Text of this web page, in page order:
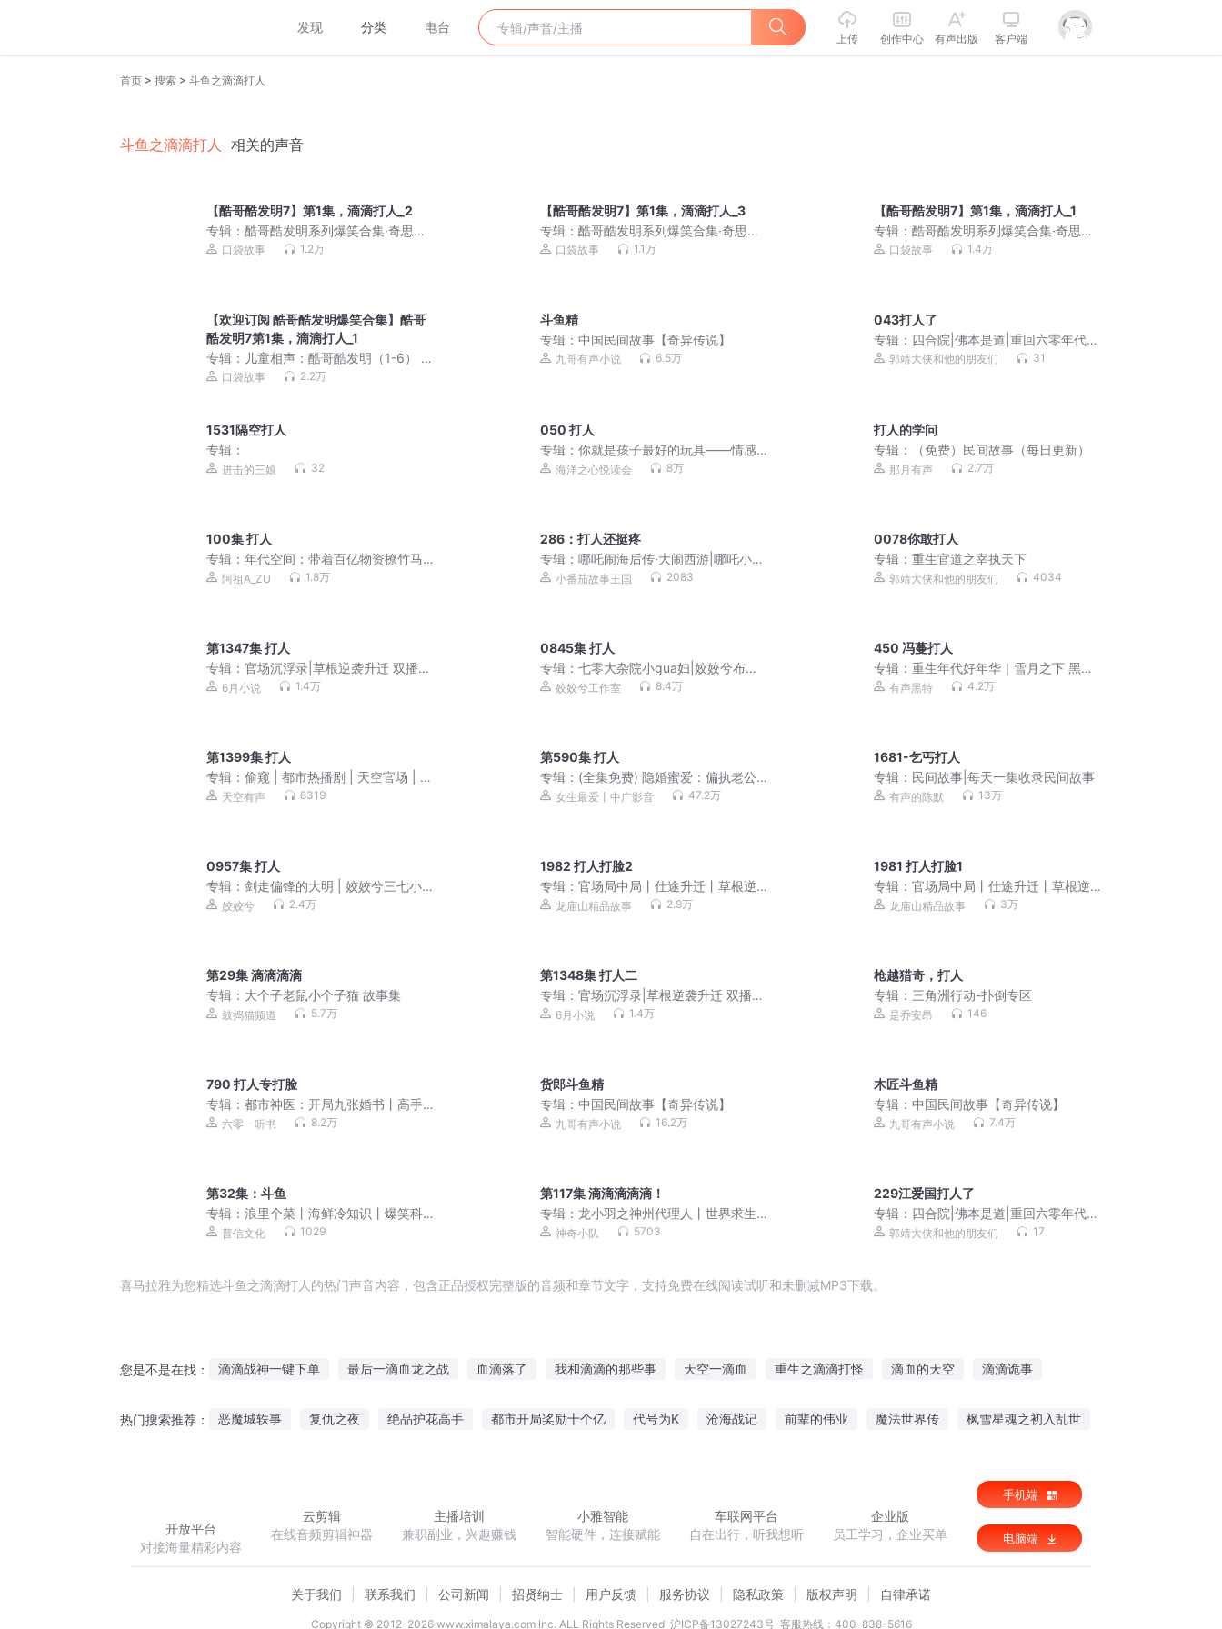
发现 分类 电台
上传 创作中心 有声出版 客户端
首页 > 搜索 > 斗鱼之滴滴打人
斗鱼之滴滴打人 相关的声音
【酷哥酷发明7】第1集，滴滴打人_2
专辑： 酷哥酷发明系列爆笑合集·奇思妙
想 | 口袋故事
口袋故事 1.2万
【酷哥酷发明7】第1集，滴滴打人_3
专辑：酷哥酷发明系列爆笑合集·奇思妙
想 | 口袋故事
口袋故事 1.1万
【酷哥酷发明7】第1集，滴滴打人_1
专辑：酷哥酷发明系列爆笑合集·奇思妙
想 | 口袋故事
口袋故事 1.4万
【欢迎订阅 酷哥酷发明爆笑合集】酷哥
酷发明7第1集，滴滴打人_1
专辑： 儿童相声：酷哥酷发明（1-6） |
口袋故事
口袋故事 2.2万
斗鱼精
专辑：中国民间故事【奇异传说】
九哥有声小说 6.5万
043打人了
专辑： 四合院|佛本是道|重回六零年代|
正红旗下|精彩多播
郭靖大侠和他的朋友们 31
1531隔空打人
专辑：
进击的三娘 32
050 打人
专辑：你就是孩子最好的玩具——情感
引导教育
海洋之心悦读会 8万
打人的学问
专辑：
（免费）民间故事（每日更新）
那月有声 2.7万
100集 打人
专辑： 年代空间：带着百亿物资撩竹马|
穿越七零|爆笑欢脱甜宠种田文|真人多人
阿祖A_ZU 1.8万
286：打人还挺疼
专辑：哪吒闹海后传·大闹西游|哪吒小番
茄历险记
小番茄故事王国 2083
0078你敢打人
专辑：重生官道之宰执天下
郭靖大侠和他的朋友们 4034
第1347集 打人
专辑： 官场沉浮录|草根逆袭升迁 双播
会员免费有声小说
6月小说 1.4万
0845集 打人
专辑：七零大杂院小gua妇|姣姣兮布丙
火香酥栗爆笑吃瓜
姣姣兮工作室 8.4万
450 冯蔓打人
专辑：重生年代好年华｜雪月之下 黑特
｜双穿越｜夫妻致富记|多人有声剧
有声黑特 4.2万
第1399集 打人
专辑： 偷窥 | 都市热播剧 | 天空官场 | 多
播精品
天空有声 8319
第590集 打人
专辑： (全集免费) 隐婚蜜爱：偏执老公
宠上瘾（爆更！）
女生最爱丨中广影音 47.2万
1681-乞丐打人
专辑： 民间故事|每天一集收录民间故事
有声的陈默 13万
0957集 打人
专辑： 剑走偏锋的大明 | 姣姣兮三七小
糖 | 玄学萌娃郁雨竹新作 | 多人有声剧
姣姣兮 2.4万
1982 打人打脸2
专辑：官场局中局丨仕途升迁丨草根逆
袭丨青云直上丨多人剧
龙庙山精品故事 2.9万
1981 打人打脸1
专辑：官场局中局丨仕途升迁丨草根逆
袭丨青云直上丨多人剧
龙庙山精品故事 3万
第29集 滴滴滴滴
专辑： 大个子老鼠小个子猫 故事集
鼓捣猫频道 5.7万
第1348集 打人二
专辑：官场沉浮录|草根逆袭升迁 双播
会员免费有声小说
6月小说 1.4万
枪越猎奇，打人
专辑： 三角洲行动-扑倒专区
是乔安昂 146
790 打人专打脸
专辑： 都市神医：开局九张婚书丨高手
下山丨无敌爆笑丨多人剧
六零一听书 8.2万
货郎斗鱼精
专辑：中国民间故事【奇异传说】
九哥有声小说 16.2万
木匠斗鱼精
专辑：中国民间故事【奇异传说】
九哥有声小说 7.4万
第32集：斗鱼
专辑： 浪里个菜丨海鲜冷知识丨爆笑科
普 普信文化 1029
第117集 滴滴滴滴滴！
专辑：龙小羽之神州代理人丨世界求生
丨热血冒险
神奇小队 5703
229江爱国打人了
专辑： 四合院|佛本是道|重回六零年代|
正红旗下|精彩多播
郭靖大侠和他的朋友们 17
喜马拉雅为您精选斗鱼之滴滴打人的热门声音内容，包含正品授权完整版的音频和章节文字，支持免费在线阅读试听和未删减MP3下载。
您是不是在找： 滴滴战神一键下单 最后一滴血龙之战 血滴落了 我和滴滴的那些事 天空一滴血 重生之滴滴打怪 滴血的天空 滴滴诡事
热门搜索推荐： 恶魔城轶事 复仇之夜 绝品护花高手 都市开局奖励十个亿 代号为K 沧海战记 前辈的伟业 魔法世界传 枫雪星魂之初入乱世
开放平台
对接海量精彩内容
云剪辑
在线音频剪辑神器
主播培训
兼职副业，兴趣赚钱
小雅智能
智能硬件，连接赋能
车联网平台
自在出行，听我想听
企业版
员工学习，企业买单
手机端
电脑端
关于我们 联系我们 公司新闻 招贤纳士 用户反馈 服务协议 隐私政策 版权声明 自律承诺
Copyright © 2012-2026www.ximalaya.com lnc. ALL Rights Reserved 沪ICP备13027243号 客服热线：400-838-5616